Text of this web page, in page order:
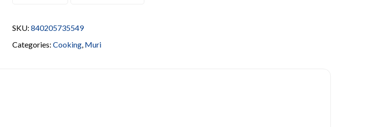
SKU:840205735549
Categories:Cooking Muri